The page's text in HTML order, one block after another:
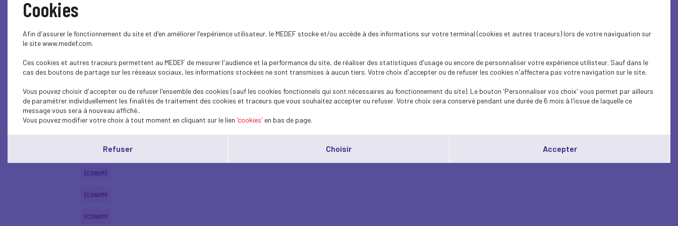
ECONOMY
ECONOMY
ECONOMY
ECONOMY
ECONOMY
ECONOMY
ECONOMY
Cookies
Afin d'assurer le fonctionnement du site et d'en améliorer l'expérience utilisateur, le MEDEF stocke et/ou accède à des informations sur votre terminal (cookies et autres traceurs) lors de votre naviguation sur
le site www.medef.com.
Ces cookies et autres traceurs permettent au MEDEF de mesurer l'audience et la performance du site, de réaliser des statistiques d'usage ou encore de personnaliser votre expérience utilisteur. Sauf dans le
cas des boutons de partage sur les réseaux sociaux, les informations stockées ne sont transmises à aucun tiers. Votre choix d'accepter ou de refuser les cookies n'affectera pas votre navigation sur le site.
Vous pouvez choisir d'accepter ou de refuser l'ensemble des cookies (sauf les cookies fonctionnels qui sont nécessaires au fonctionnement du site). Le bouton 'Personnaliser vos choix' vous permet par ailleurs
de paramétrer individuellement les finalités de traitement des cookies et traceurs que vous souhaitez accepter ou refuser. Votre choix sera conservé pendant une durée de 6 mois à l'issue de laquelle ce
message vous sera à nouveau affiché..
Vous pouvez modifier votre choix à tout moment en cliquant sur le lien 'cookies' en bas de page.
Refuser Choisir Accepter